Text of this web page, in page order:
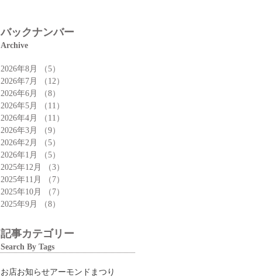
バックナンバー
Archive
2026年8月 （5）
2026年7月
（12）
2026年6月
（8）
2026年5月
（11）
2026年4月
（11）
2026年3月
（9）
2026年2月
（5）
2026年1月
（5）
2025年12月
（3）
2025年11月
（7）
2025年10月
（7）
2025年9月
（8）
記事カテゴリー
Search By Tags
お店お知らせアーモンドまつり